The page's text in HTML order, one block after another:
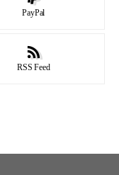
PayPal
RSS Feed